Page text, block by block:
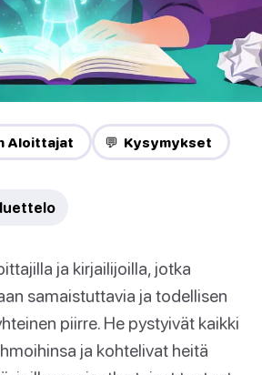
Aloittajat 💬 Kysymykset
ja kirjailijoilla, jotka
samaistuttavia ja todellisen
piirre. He pystyivät kaikki
ja kohtelivat heitä